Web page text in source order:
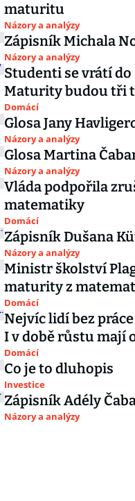
maturitu
Názory a analýzy
Zápisník Michala
Názory a analýzy
Studenti se vrátí
Maturity budou tři
Domácí
Glosa Jany
Názory a analýzy
Glosa Martina
Názory a analýzy
Vláda podpořila
matematiky
Domácí
Zápisník Dušana
Názory a analýzy
Ministr školství
maturity z
Domácí
Nejvíc lidí bez
I v době růstu mají
Domácí
Co je to dluhopis
Investice
Zápisník Adély
Názory a analýzy